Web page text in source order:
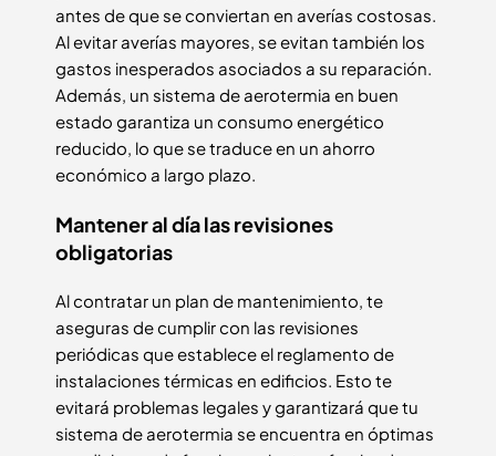
antes de que se conviertan en averías costosas.
Al evitar averías mayores, se evitan también los
gastos inesperados asociados a su reparación.
Además, un sistema de aerotermia en buen
estado garantiza un consumo energético
reducido, lo que se traduce en un ahorro
económico a largo plazo.
Mantener al día las revisiones
obligatorias
Al contratar un plan de mantenimiento, te
aseguras de cumplir con las revisiones
periódicas que establece el reglamento de
instalaciones térmicas en edificios. Esto te
evitará problemas legales y garantizará que tu
sistema de aerotermia se encuentra en óptimas